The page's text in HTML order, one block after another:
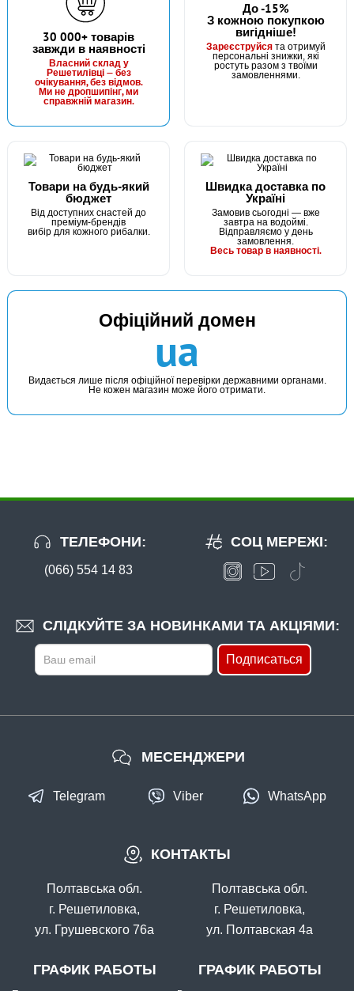
30 000+ товарів
завжди в наявності
Власний склад у
Решетилівці — без
очікування, без відмов.
Ми не дропшипінг, ми
справжній магазин.
До -15%
З кожною покупкою
вигідніше!
Зареєструйсята отримуй
персональні знижки, які
ростуть разом з твоїми
замовленнями.
Товари на будь-який
бюджет
Від доступних снастей до
преміум-брендів
вибір для кожного рибалки.
Швидка доставка по
Україні
Замовив сьогодні — вже
завтра на водоймі.
Відправляємо у день
замовлення.
Весь товар в наявності.
Офіційний домен
ua
Видається лише після офіційної перевірки державними органами.
Не кожен магазин може його отримати.
ТЕЛЕФОНИ:
(066) 554 14 83
СЛІДКУЙТЕ ЗА НОВИНКАМИ ТА АКЦІЯМИ:
Подписаться
СОЦ МЕРЕЖІ:
КОНТАКТЫ
Полтавська обл.
г. Решетиловка,
ул. Грушевского 76а
ГРАФИК РАБОТЫ
Полтавська обл.
г. Решетиловка,
ул. Полтавская 4а
ГРАФИК РАБОТЫ
МЕСЕНДЖЕРИ
Telegram Viber WhatsApp